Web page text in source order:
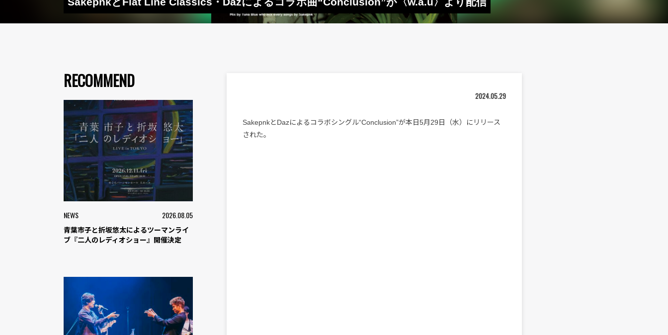
RECOMMEND
NEWS 2026.08.05
青葉市子と折坂悠太によるツーマンライ
ブ『二人のレディオショー』開催決定
2024.05.29
SakepnkとDazによるコラボシングル“Conclusion”が本日5月29日（水）にリリース
された。